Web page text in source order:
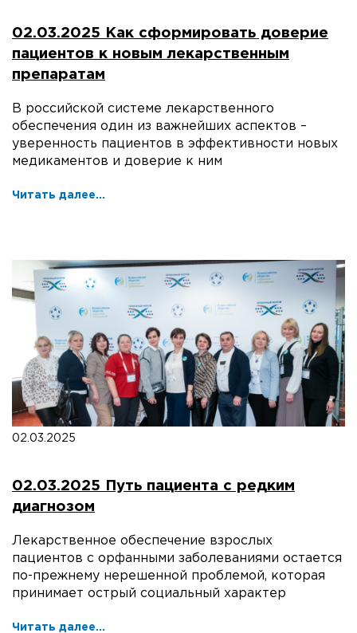
02.03.2025 Как сформировать доверие
пациентов к новым лекарственным
препаратам
В российской системе лекарственного
обеспечения один из важнейших аспектов –
уверенность пациентов в эффективности новых
медикаментов и доверие к ним
Читать далее...
02.03.2025
02.03.2025 Путь пациента с редким
диагнозом
Лекарственное обеспечение взрослых
пациентов с орфанными заболеваниями остается
по-прежнему нерешенной проблемой, которая
принимает острый социальный характер
Читать далее...